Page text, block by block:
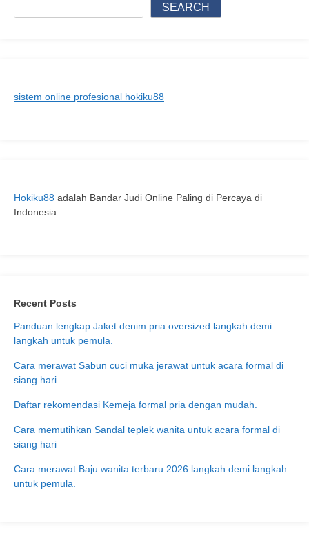
Peran,
yang
SEARCH
sistem online profesional hokiku88
Hokiku88 adalah Bandar Judi Online Paling di Percaya di
Indonesia.
Recent Posts
Panduan lengkap Jaket denim pria oversized langkah demi
langkah untuk pemula.
Cara merawat Sabun cuci muka jerawat untuk acara formal di
siang hari
Daftar rekomendasi Kemeja formal pria dengan mudah.
Cara memutihkan Sandal teplek wanita untuk acara formal di
siang hari
Cara merawat Baju wanita terbaru 2026 langkah demi langkah
untuk pemula.